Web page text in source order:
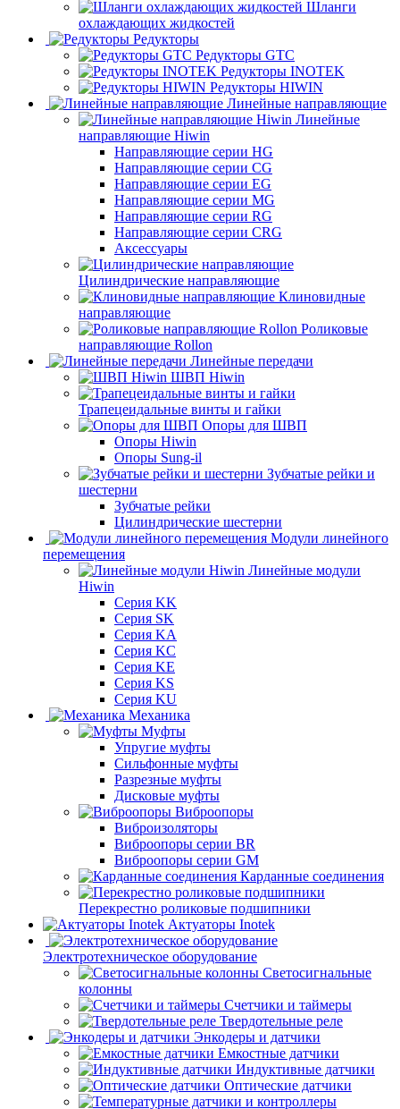
Шланги
охлаждающих жидкостей
Редукторы
Редукторы GTC
Редукторы INOTEK
Редукторы HIWIN
Линейные направляющие
Линейные
направляющие Hiwin
Направляющие серии HG
Направляющие серии CG
Направляющие серии EG
Направляющие серии MG
Направляющие серии RG
Направляющие серии CRG
Аксессуары
Цилиндрические направляющие
Клиновидные
направляющие
Роликовые
направляющие Rollon
Линейные передачи
ШВП Hiwin
Трапецеидальные винты и гайки
Опоры для ШВП
Опоры Hiwin
Опоры Sung-il
Зубчатые рейки и
шестерни
Зубчатые рейки
Цилиндрические шестерни
Модули линейного
перемещения
Линейные модули
Hiwin
Серия KK
Серия SK
Серия KA
Серия KC
Серия KE
Серия KS
Серия KU
Механика
Муфты
Упругие муфты
Сильфонные муфты
Разрезные муфты
Дисковые муфты
Виброопоры
Виброизоляторы
Виброопоры серии BR
Виброопоры серии GM
Карданные соединения
Перекрестно роликовые подшипники
Актуаторы Inotek
Электротехническое оборудование
Светосигнальные
колонны
Счетчики и таймеры
Твердотельные реле
Энкодеры и датчики
Емкостные датчики
Индуктивные датчики
Оптические датчики